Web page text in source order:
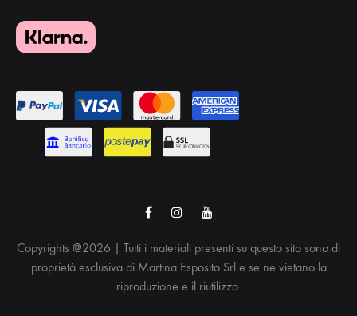
Copyrights @2026 | Tutti i materiali presenti su questo sito sono di
proprietà esclusiva di Martina Esposito Srl e se ne vietano la
riproduzione e il riutilizzo.
FacebookInstagramYoutube